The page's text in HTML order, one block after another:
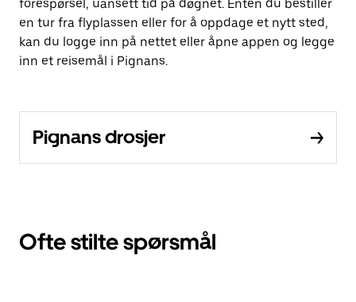
forespørsel, uansett tid på døgnet. Enten du bestiller
en tur fra flyplassen eller for å oppdage et nytt sted,
kan du logge inn på nettet eller åpne appen og legge
inn et reisemål i Pignans.
Pignans drosjer
Ofte stilte spørsmål